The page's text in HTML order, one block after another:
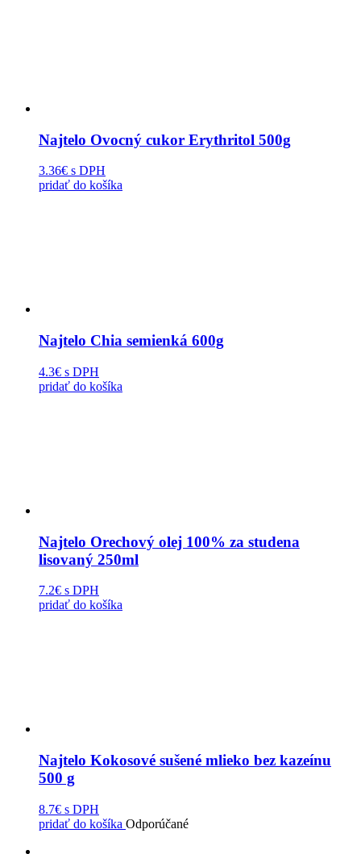
Najtelo Ovocný cukor Erythritol 500g
3.36€ s DPH
pridať do košíka
Najtelo Chia semienká 600g
4.3€ s DPH
pridať do košíka
Najtelo Orechový olej 100% za studena
lisovaný 250ml
7.2€ s DPH
pridať do košíka
Najtelo Kokosové sušené mlieko bez kazeínu
500 g
8.7€ s DPH
pridať do košíka Odporúčané